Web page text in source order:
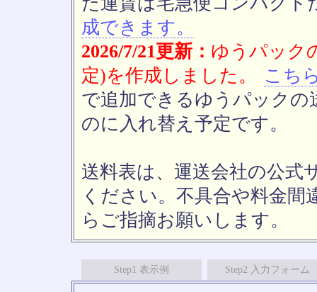
成できます。
2026/7/21更新： ゆうパック
定)を作成しました。
こち
で追加できるゆうパックの
のに入れ替え予定です。
送料表は、運送会社の公式
ください。不具合や料金間
らご指摘お願いします。
Step1 表示例 Step2 入力フォーム